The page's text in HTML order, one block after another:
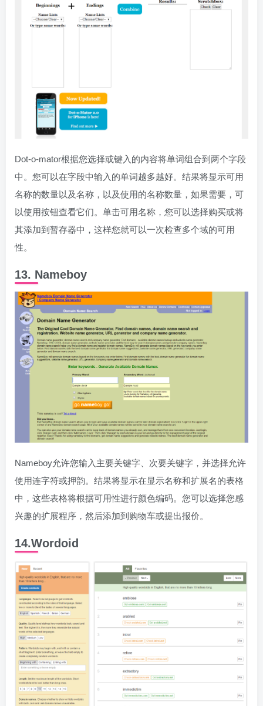
Dot-o-mator根据您选择或键入的内容将单词组合到两个字段
中。您可以在字段中输入的单词越多越好。结果将显示可用
名称的数量以及名称，以及使用的名称数量，如果需要，可
以使用按钮查看它们。单击可用名称，您可以选择购买或将
其添加到暂存器中，这样您就可以一次检查多个域的可用
性。
13. Nameboy
Nameboy允许您输入主要关键字、次要关键字，并选择允许
使用连字符或押韵。结果将显示在显示名称和扩展名的表格
中，这些表格将根据可用性进行颜色编码。您可以选择您感
兴趣的扩展程序，然后添加到购物车或提出报价。
14.Wordoid